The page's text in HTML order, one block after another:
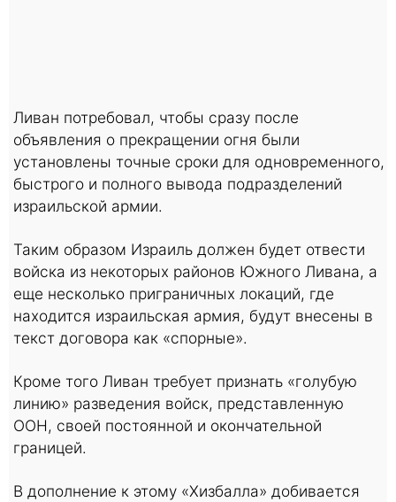
Ливан потребовал, чтобы сразу после
объявления о прекращении огня были
установлены точные сроки для одновременного,
быстрого и полного вывода подразделений
израильской армии.
Таким образом Израиль должен будет отвести
войска из некоторых районов Южного Ливана, а
еще несколько приграничных локаций, где
находится израильская армия, будут внесены в
текст договора как «спорные».
Кроме того Ливан требует признать «голубую
линию» разведения войск, представленную
ООН, своей постоянной и окончательной
границей.
В дополнение к этому «Хизбалла» добивается